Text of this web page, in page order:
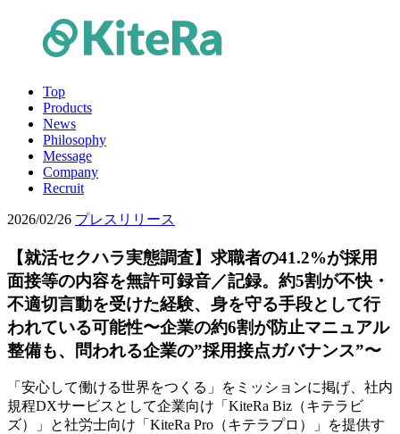
Top
Products
News
Philosophy
Message
Company
Recruit
2026/02/26 プレスリリース
【就活セクハラ実態調査】求職者の41.2%が採用
面接等の内容を無許可録音／記録。約5割が不快・
不適切言動を受けた経験、身を守る手段として行
われている可能性〜企業の約6割が防止マニュアル
整備も、問われる企業の”採用接点ガバナンス”〜
「安心して働ける世界をつくる」をミッションに掲げ、社内
規程DXサービスとして企業向け「KiteRa Biz（キテラビ
ズ）」と社労士向け「KiteRa Pro（キテラプロ）」を提供す